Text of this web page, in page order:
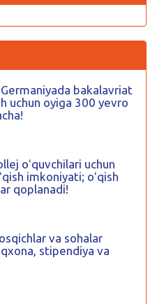
bakalavriat
uchun oyiga 300 yevro
oʻquvchilari uchun
imkoniyati; oʻqish
qoplanadi!
va sohalar
stipendiya va